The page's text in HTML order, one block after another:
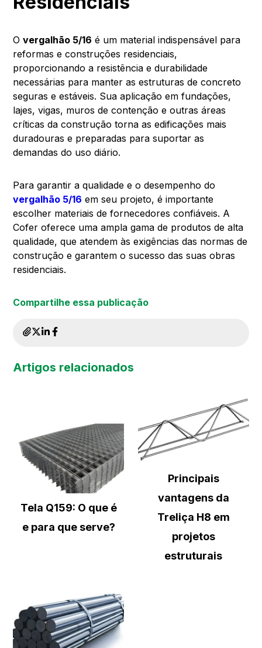
Overgalhão 5/16 é um material indispensável para
reformas e construções residenciais,
proporcionando a resistência e durabilidade
necessárias para manter as estruturas de concreto
seguras e estáveis. Sua aplicação em fundações,
lajes, vigas, muros de contenção e outras áreas
críticas da construção torna as edificações mais
duradouras e preparadas para suportar as
demandas do uso diário.
Para garantir a qualidade e o desempenho do
vergalhão 5/16 em seu projeto, é importante
escolher materiais de fornecedores confiáveis. A
Cofer oferece uma ampla gama de produtos de alta
qualidade, que atendem às exigências das normas de
construção e garantem o sucesso das suas obras
residenciais.
Compartilhe essa publicação
Artigos relacionados
Tela Q159: O que é
e para que serve?
Principais
vantagens da
Treliça H8 em
projetos
estruturais